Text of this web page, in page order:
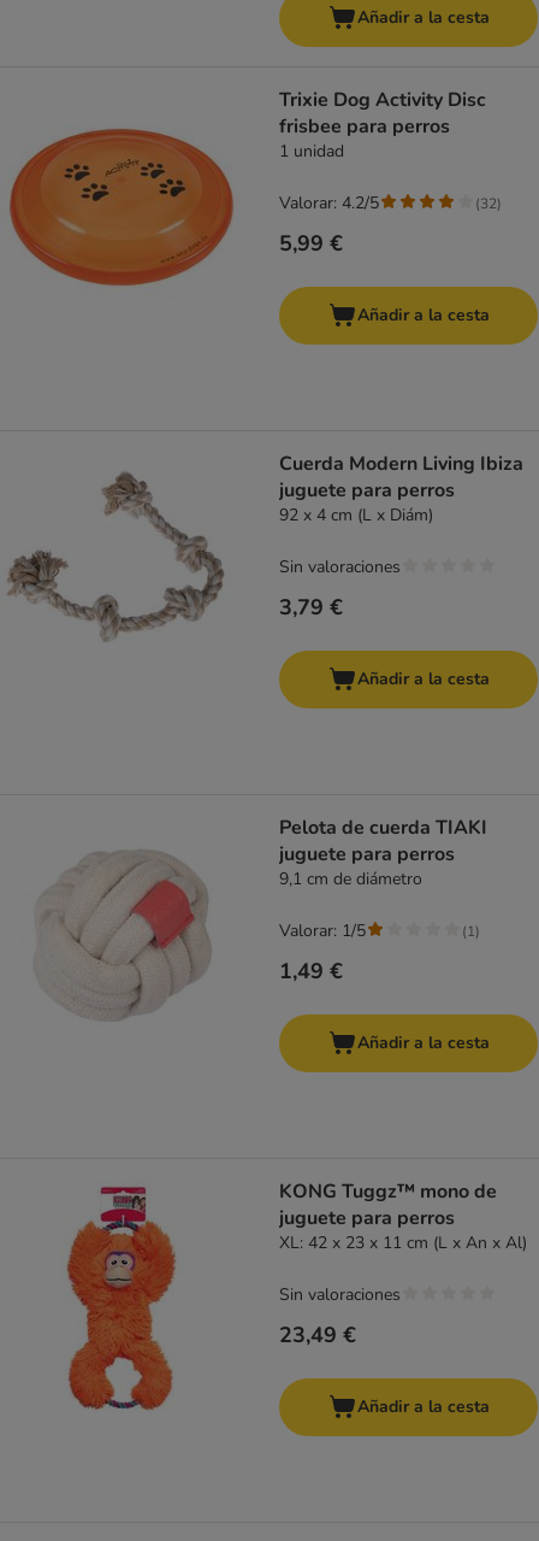
Añadir a la cesta
Trixie Dog Activity Disc
frisbee para perros
1 unidad
5,99 €
Valorar: 4.2/5 (32)
Añadir a la cesta
Cuerda Modern Living Ibiza
juguete para perros
92 x 4 cm (L x Diám)
3,79 €
Sin valoraciones
Añadir a la cesta
Pelota de cuerda TIAKI
juguete para perros
9,1 cm de diámetro
1,49 €
Valorar: 1/5 (1)
Añadir a la cesta
KONG Tuggz™ mono de
juguete para perros
XL: 42 x 23 x 11 cm (L x An x Al)
23,49 €
Sin valoraciones
Añadir a la cesta